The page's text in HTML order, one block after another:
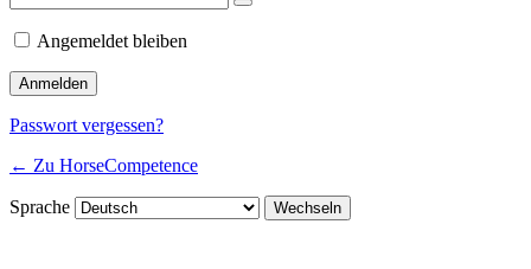
Angemeldet bleiben
Passwort vergessen?
← Zu HorseCompetence
Sprache